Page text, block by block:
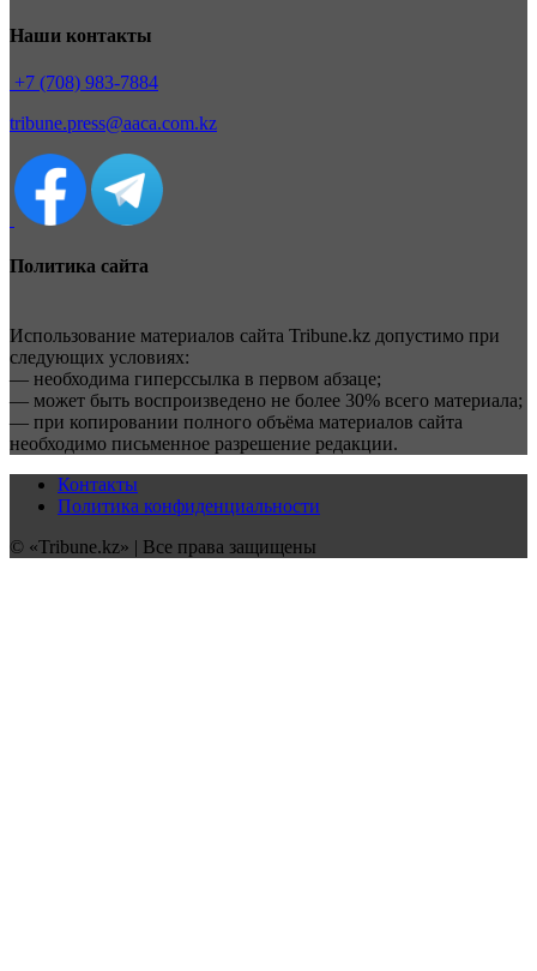
Наши контакты
+7 (708) 983-7884
tribune.press@aaca.com.kz
Политика сайта
Использование материалов сайта Tribune.kz допустимо при
следующих условиях:
— необходима гиперссылка в первом абзаце;
— может быть воспроизведено не более 30% всего материала;
— при копировании полного объёма материалов сайта
необходимо письменное разрешение редакции.
Контакты
Политика конфиденциальности
© «Tribune.kz» | Все права защищены